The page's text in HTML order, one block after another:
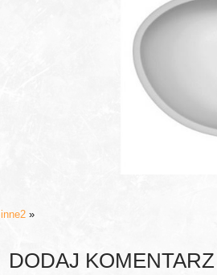
inne2 »
DODAJ KOMENTARZ